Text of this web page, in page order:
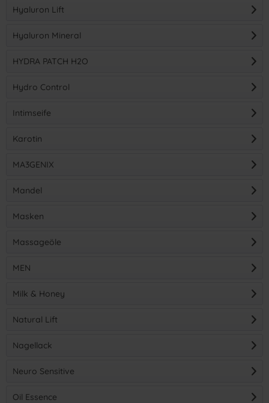
Hyaluron Lift
Hyaluron Mineral
HYDRA PATCH H2O
Hydro Control
Intimseife
Karotin
MA3GENIX
Mandel
Masken
Massageöle
MEN
Milk & Honey
Natural Lift
Nagellack
Neuro Sensitive
Oil Essence